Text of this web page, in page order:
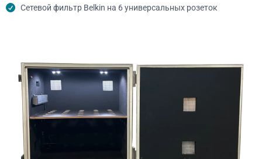
Сетевой фильтр Belkin на 6 универсальных розеток